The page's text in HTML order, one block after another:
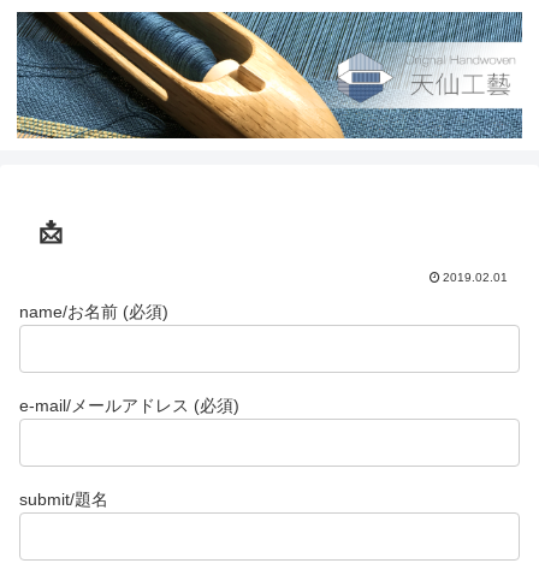
📩
2019.02.01
name/お名前 (必須)
e-mail/メールアドレス (必須)
submit/題名